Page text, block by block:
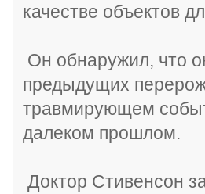
качестве объектов
Он обнаружил, что
предыдущих
травмирующем
далеком прошлом.
Доктор Стивенсон